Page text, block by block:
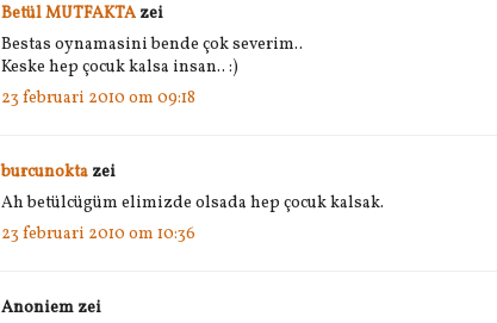
Betül MUTFAKTA zei
Bestas oynamasini bende çok severim..
Keske hep çocuk kalsa insan.. :)
23 februari 2010 om 09:18
burcunokta zei
Ah betülcügüm elimizde olsada hep çocuk kalsak.
23 februari 2010 om 10:36
Anoniem zei